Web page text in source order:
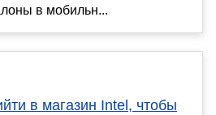
в мобильн...
в магазин Intel, чтобы